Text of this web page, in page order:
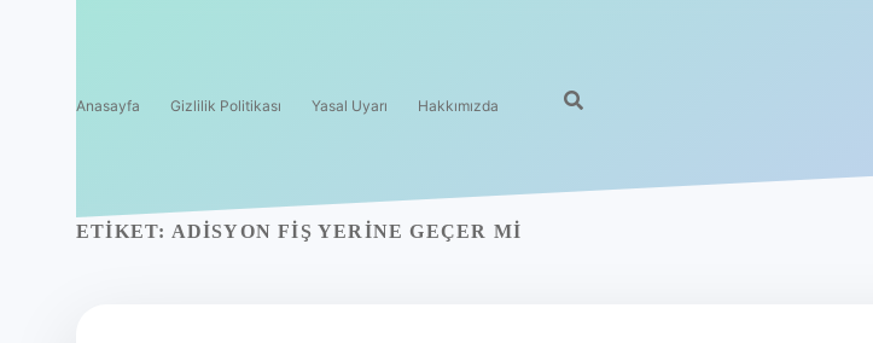
Anasayfa Gizlilik Politikası Yasal Uyarı Hakkımızda
ETIKET: ADISYON FIŞ YERINE GEÇER MI